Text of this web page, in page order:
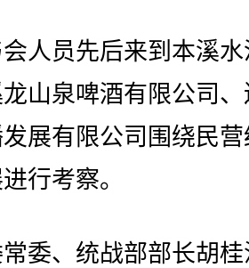
员先后来到本溪水
山泉啤酒有限公司
展有限公司围绕民
行考察。
、统战部部长胡桂